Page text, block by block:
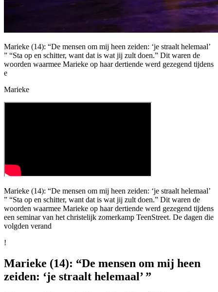
Marieke (14): “De mensen om mij heen zeiden: ‘je straalt helemaal’
” “Sta op en schitter, want dat is wat jij zult doen.” Dit waren de
woorden waarmee Marieke op haar dertiende werd gezegend tijdens
e
Marieke
Marieke (14): “De mensen om mij heen zeiden: ‘je straalt helemaal’
” “Sta op en schitter, want dat is wat jij zult doen.” Dit waren de
woorden waarmee Marieke op haar dertiende werd gezegend tijdens
een seminar van het christelijk zomerkamp TeenStreet. De dagen die
volgden verand
!
Marieke (14): “De mensen om mij heen
zeiden: ‘je straalt helemaal’ ”